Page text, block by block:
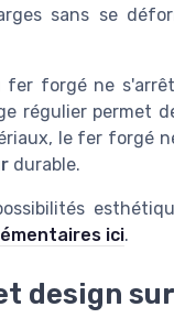
sans se
fer forgé ne
régulier permet
le fer forgé
durable.
ici.
design